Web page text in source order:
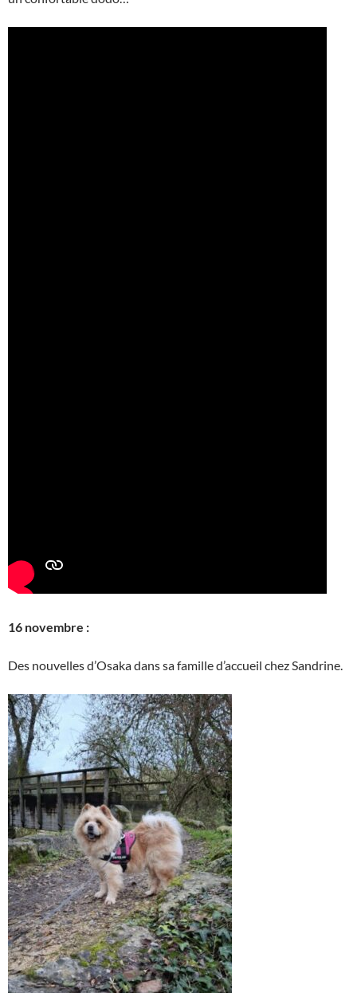
16 novembre :
Des nouvelles d’Osaka dans sa famille d’accueil chez Sandrine.